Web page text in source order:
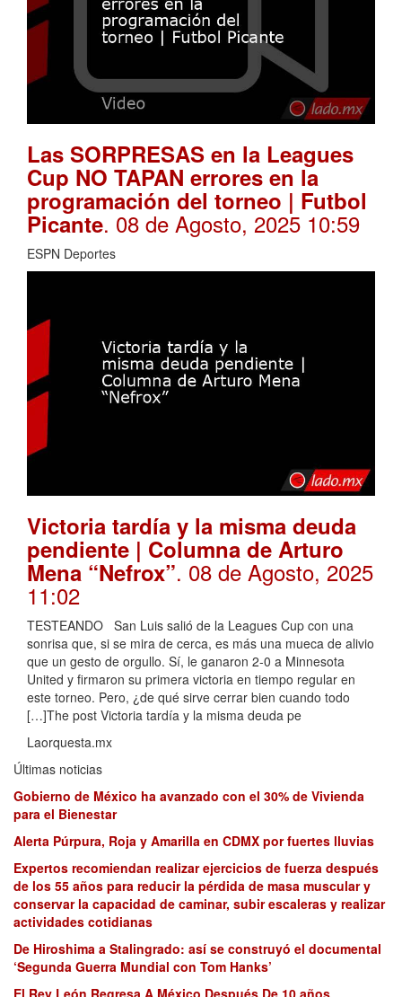
Las SORPRESAS en la Leagues
Cup NO TAPAN errores en la
programación del torneo | Futbol
Picante. 08 de Agosto, 2025 10:59
ESPN Deportes
Victoria tardía y la misma deuda
pendiente | Columna de Arturo
Mena “Nefrox”. 08 de Agosto, 2025
11:02
TESTEANDO San Luis salió de la Leagues Cup con una
sonrisa que, si se mira de cerca, es más una mueca de alivio
que un gesto de orgullo. Sí, le ganaron 2-0 a Minnesota
United y firmaron su primera victoria en tiempo regular en
este torneo. Pero, ¿de qué sirve cerrar bien cuando todo
[…]The post Victoria tardía y la misma deuda pe
Laorquesta.mx
Últimas noticias
Gobierno de México ha avanzado con el 30% de Vivienda
para el Bienestar
Alerta Púrpura, Roja y Amarilla en CDMX por fuertes lluvias
Expertos recomiendan realizar ejercicios de fuerza después
de los 55 años para reducir la pérdida de masa muscular y
conservar la capacidad de caminar, subir escaleras y realizar
actividades cotidianas
De Hiroshima a Stalingrado: así se construyó el documental
‘Segunda Guerra Mundial con Tom Hanks’
El Rey León Regresa A México Después De 10 años